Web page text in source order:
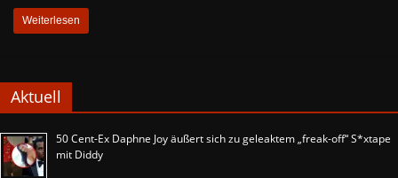
Weiterlesen
Aktuell
50 Cent-Ex Daphne Joy äußert sich zu geleaktem „freak-off“ S*xtape
mit Diddy